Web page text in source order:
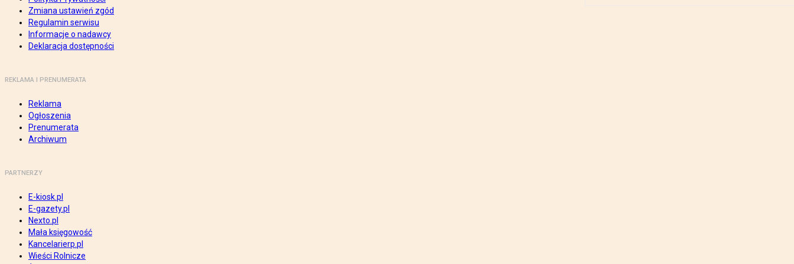
Zmiana ustawień zgód
Regulamin serwisu
Informacje o nadawcy
Deklaracja dostępności
REKLAMA I PRENUMERATA
Reklama
Ogłoszenia
Prenumerata
Archiwum
PARTNERZY
E-kiosk.pl
E-gazety.pl
Nexto.pl
Mała księgowość
Kancelarierp.pl
Wieści Rolnicze